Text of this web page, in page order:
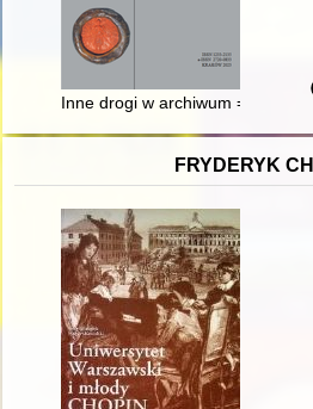
Inne drogi w archiwum = Other
FRYDERYK